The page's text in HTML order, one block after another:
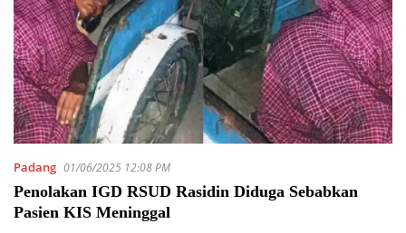
Padang 01/06/2025 12:08 PM
Penolakan IGD RSUD Rasidin Diduga Sebabkan
Pasien KIS Meninggal